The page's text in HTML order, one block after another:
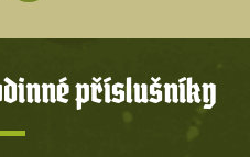
příslušníky